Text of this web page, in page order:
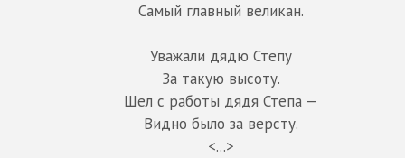
Самый главный великан.
Уважали дядю Степу
За такую высоту.
Шел с работы дядя Степа —
Видно было за версту.
<...>